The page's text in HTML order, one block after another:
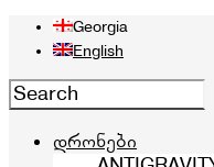
Georgia
English
დრონები